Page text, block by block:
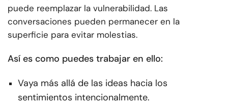
puede reemplazar la vulnerabilidad. Las
conversaciones pueden permanecer en la
superficie para evitar molestias.
Así es como puedes trabajar en ello:
Vaya más allá de las ideas hacia los
sentimientos intencionalmente.